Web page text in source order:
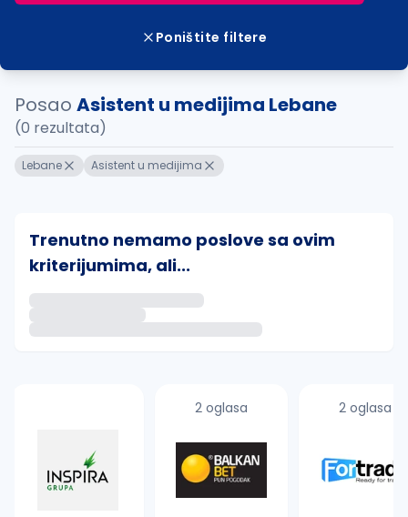
Poništite filtere
Posao Asistent u medijima Lebane
(0 rezultata)
Lebane Asistent u medijima
Trenutno nemamo poslove sa ovim
kriterijumima, ali...
Takođe možete da:
proverite pravopisne greške (koristite č, ć, š, đ,
2 oglasa 2 oglasa